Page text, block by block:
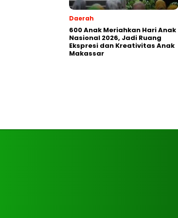
Daerah
600 Anak Meriahkan Hari Anak
Nasional 2026, Jadi Ruang
Ekspresi dan Kreativitas Anak
Makassar